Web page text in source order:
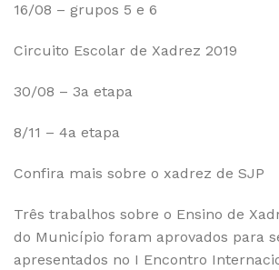
16/08 – grupos 5 e 6
Circuito Escolar de Xadrez 2019
30/08 – 3a etapa
8/11 – 4a etapa
Confira mais sobre o xadrez de SJP
Três trabalhos sobre o Ensino de
do Município foram aprovados para
apresentados no I Encontro